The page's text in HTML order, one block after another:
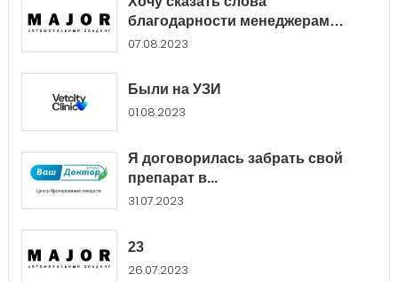
благодарности менеджерам
Major...
07.08.2023
Были на УЗИ
01.08.2023
Я договорилась забрать свой
препарат в...
31.07.2023
23
26.07.2023